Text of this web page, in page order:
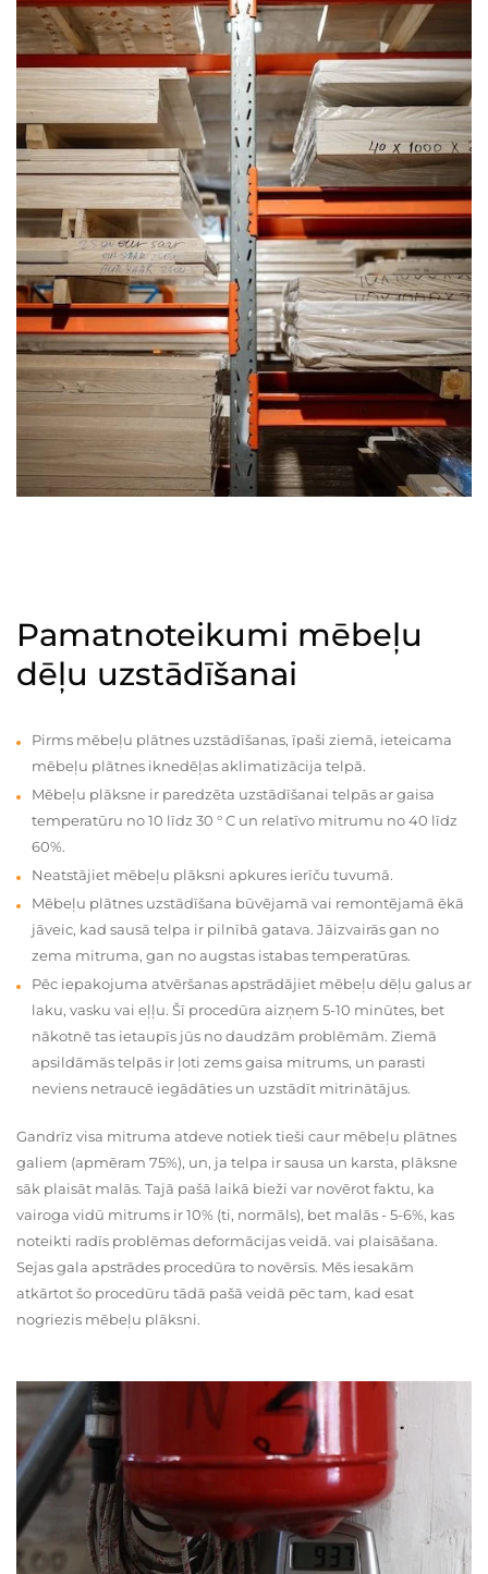
Pamatnoteikumi mēbeļu
dēļu uzstādīšanai
Pirms mēbeļu plātnes uzstādīšanas, īpaši ziemā, ieteicama
mēbeļu plātnes iknedēļas aklimatizācija telpā.
Mēbeļu plāksne ir paredzēta uzstādīšanai telpās ar gaisa
temperatūru no 10 līdz 30 ° C un relatīvo mitrumu no 40 līdz
60%.
Neatstājiet mēbeļu plāksni apkures ierīču tuvumā.
Mēbeļu plātnes uzstādīšana būvējamā vai remontējamā ēkā
jāveic, kad sausā telpa ir pilnībā gatava. Jāizvairās gan no
zema mitruma, gan no augstas istabas temperatūras.
Pēc iepakojuma atvēršanas apstrādājiet mēbeļu dēļu galus ar
laku, vasku vai eļļu. Šī procedūra aizņem 5-10 minūtes, bet
nākotnē tas ietaupīs jūs no daudzām problēmām. Ziemā
apsildāmās telpās ir ļoti zems gaisa mitrums, un parasti
neviens netraucē iegādāties un uzstādīt mitrinātājus.
Gandrīz visa mitruma atdeve notiek tieši caur mēbeļu plātnes
galiem (apmēram 75%), un, ja telpa ir sausa un karsta, plāksne
sāk plaisāt malās. Tajā pašā laikā bieži var novērot faktu, ka
vairoga vidū mitrums ir 10% (ti, normāls), bet malās - 5-6%, kas
noteikti radīs problēmas deformācijas veidā. vai plaisāšana.
Sejas gala apstrādes procedūra to novērsīs. Mēs iesakām
atkārtot šo procedūru tādā pašā veidā pēc tam, kad esat
nogriezis mēbeļu plāksni.